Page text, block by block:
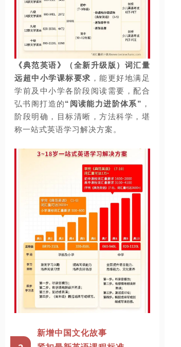
《典范英语》（全新升级版）词汇量
远超中小学课标要求 ，能更好地满足
学前及中小学各阶段阅读需要，配合
弘书阁打造的“阅读能力进阶体系” ，
阶段明确，目标清晰，方法科学，堪
称一站式英语学习解决方案。
新增中国文化故事